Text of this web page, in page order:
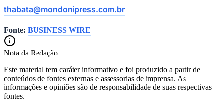
thabata@mondonipress.com.br
Fonte: BUSINESS WIRE
Nota da Redação
Este material tem caráter informativo e foi produzido a partir de
conteúdos de fontes externas e assessorias de imprensa. As
informações e opiniões são de responsabilidade de suas respectivas
fontes.